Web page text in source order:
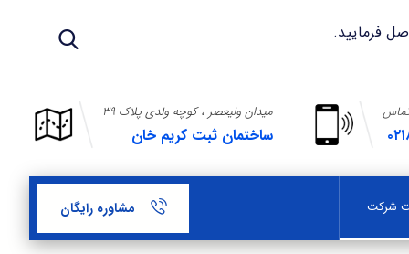
میدان ولیعصر ، کوچه ولدی پلاک ۳۹
ساختمان ثبت کریم خان
شرکت مشاوره رایگان